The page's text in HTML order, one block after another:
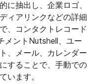
に抽出し、企業ロゴ、
ィアリンクなどの詳細
、コンタクトレコード
メントNutshell、ユー
、メール、カレンダー
することで、手動での
います。